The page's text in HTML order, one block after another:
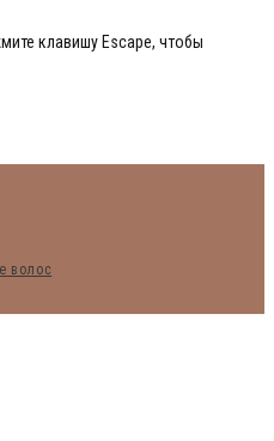
клавишу Escape, чтобы
волос